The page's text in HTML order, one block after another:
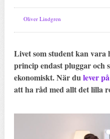
Oliver Lindgren
Livet som student kan
princip endast pluggar och
ekonomiskt. När dulever
att ha råd med allt det lilla